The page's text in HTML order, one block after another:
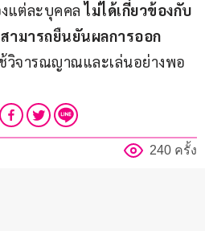
งแต่ละบุคคล ไม่ได้เกี่ยวข้องกับ
ามารถยืนยันผลการออก
วิจารณญาณและเล่นอย่างพอ
240 ครั้ง